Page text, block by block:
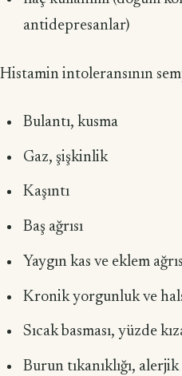
antidepresanlar)
Histamin intoleransının
Bulantı, kusma
Gaz, şişkinlik
Kaşıntı
Baş ağrısı
Yaygın kas ve eklem
Kronik yorgunluk ve
Sıcak basması, yüzde
Burun tıkanıklığı,